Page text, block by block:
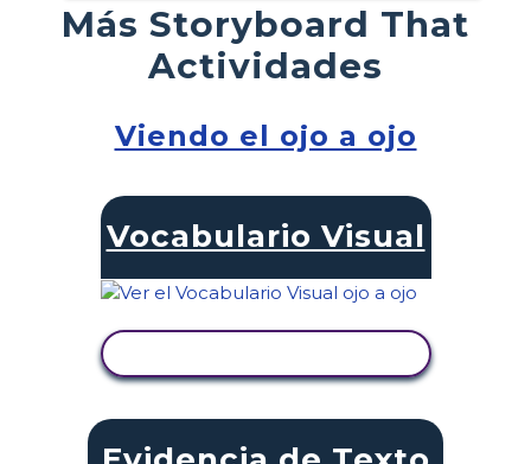
Más Storyboard That
Actividades
Viendo el ojo a ojo
Vocabulario Visual